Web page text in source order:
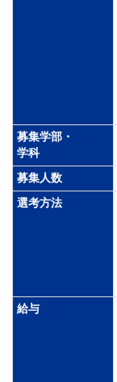
募集学部・
学科
募集人数
選考方法
給与